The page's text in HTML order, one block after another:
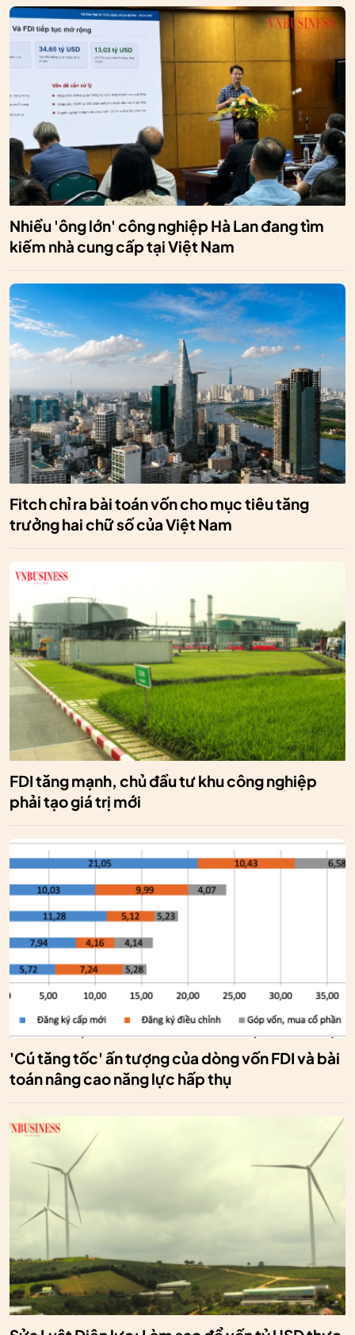
Nhiều 'ông lớn' công nghiệp Hà Lan đang tìm
kiếm nhà cung cấp tại Việt Nam
Fitch chỉ ra bài toán vốn cho mục tiêu tăng
trưởng hai chữ số của Việt Nam
FDI tăng mạnh, chủ đầu tư khu công nghiệp
phải tạo giá trị mới
'Cú tăng tốc' ấn tượng của dòng vốn FDI và bài
toán nâng cao năng lực hấp thụ